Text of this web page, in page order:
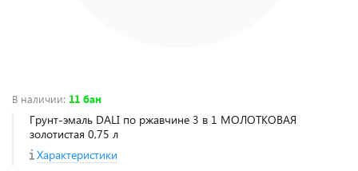
В наличии: 11 бан
Грунт-эмаль DALI по ржавчине 3 в 1 МОЛОТКОВАЯ
золотистая 0,75 л
Характеристики